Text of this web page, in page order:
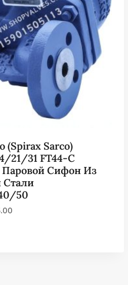
(Spirax Sarco)
21/31 FT44-C
Сифон Из
Стали
50